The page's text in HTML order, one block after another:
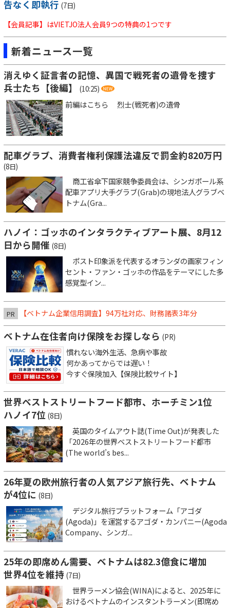
告なく即執行 (7日)
【会員記事】はVIETJO法人会員9つの特典の1つです
新着ニュース一覧
消えゆく証言者の記憶、異国で戦死者の遺骨を捜す
兵士たち【後編】
(10:25)
前編はこちら 烈士(戦死者)の遺骨
配車グラブ、消費者権利保護法違反で罰金約820万円
(8日)
商工省傘下国家競争委員会は、シンガポール系
配車アプリ大手グラブ(Grab)の現地法人グラブベ
トナム(Gra...
ハノイ：ゴッホのインタラクティブアート展、8月12
日から開催 (8日)
ポスト印象派を代表するオランダの画家フィン
セント・ファン・ゴッホの作品をテーマにした多
感覚型イン...
PR 【ベトナム企業信用調査】94万社対応、財務諸表3年分
ベトナム在住者向け保険をお探しなら (PR)
慣れない海外生活、急病や事故
何かあってからでは遅い！
今すぐ保険加入【保険比較サイト】
世界ベストストリートフード都市、ホーチミン1位
ハノイ7位 (8日)
英国のタイムアウト誌(Time Out)が発表した
「2026年の世界ベストストリートフード都市
(The world’s bes...
26年夏の欧州旅行者の人気アジア旅行先、ベトナム
が4位に (8日)
デジタル旅行プラットフォーム「アゴダ
(Agoda)」を運営するアゴダ・カンパニー(Agoda
Company、シンガ...
25年の即席めん需要、ベトナムは82.3億食に増加
世界4位を維持 (7日)
世界ラーメン協会(WINA)によると、2025年に
おけるベトナムのインスタントラーメン(即席め